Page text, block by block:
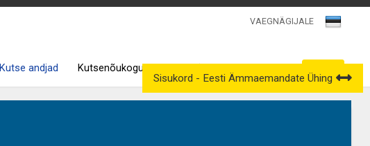
VAEGNÄGIJALE
Kutse andjad Kutsenõukogud
Sisukord - Eesti Ämmaemandate Ühing